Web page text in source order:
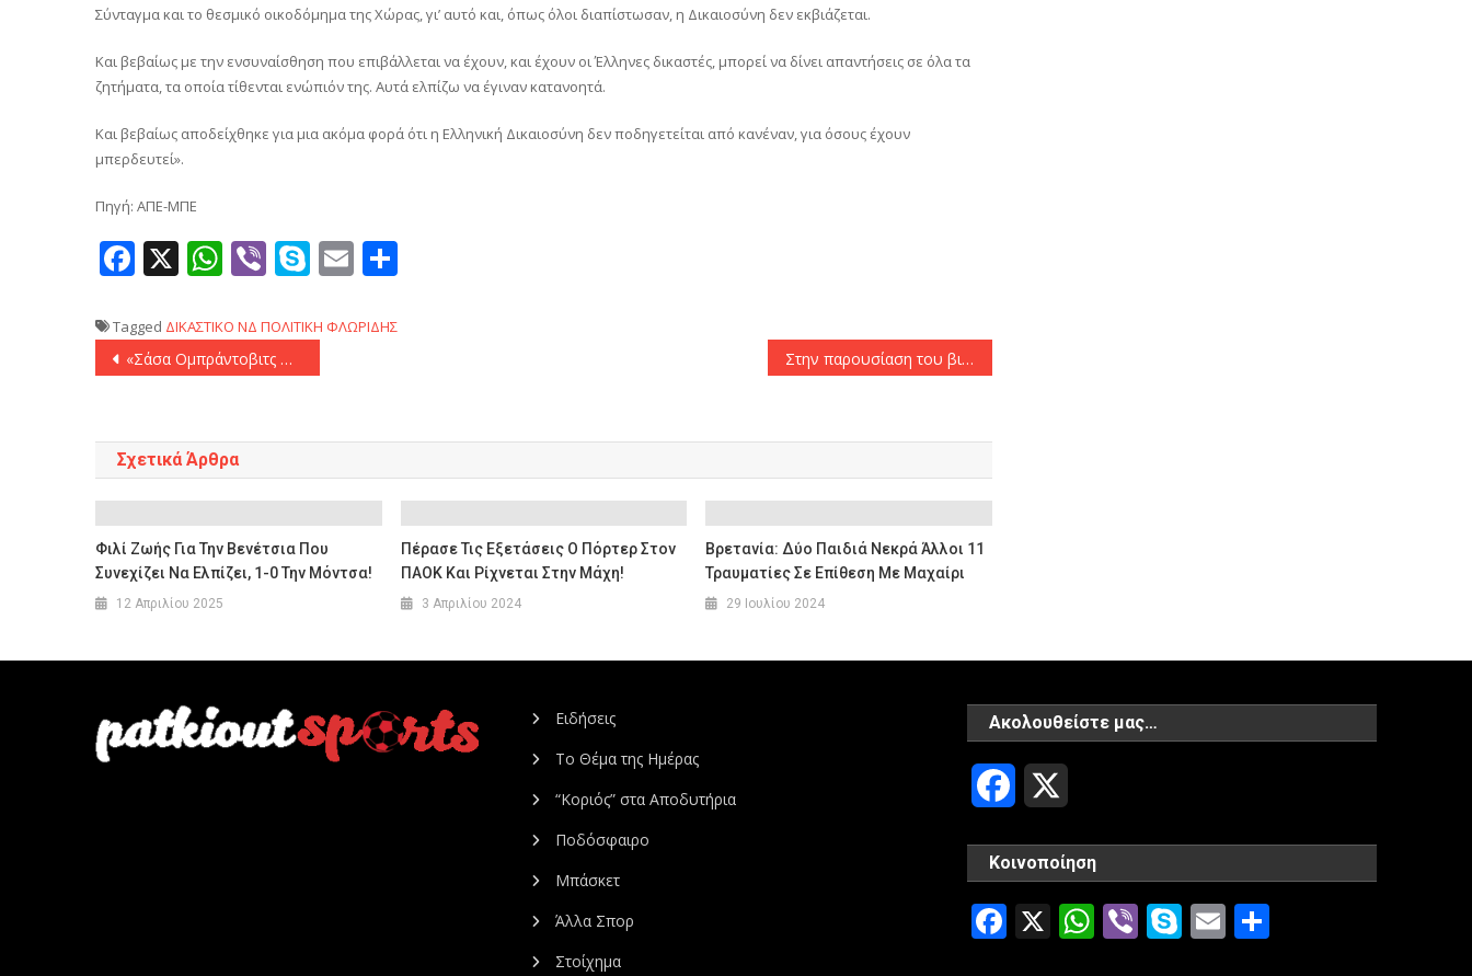
Σύνταγμα και το θεσμικό οικοδόμημα της Χώρας, γι’ αυτό και, όπως όλοι διαπίστωσαν, η Δικαιοσύνη δεν εκβιάζεται.
Και βεβαίως με την ενσυναίσθηση που επιβάλλεται να έχουν, και έχουν οι Έλληνες δικαστές, μπορεί να δίνει απαντήσεις σε όλα τα
ζητήματα, τα οποία τίθενται ενώπιόν της. Αυτά ελπίζω να έγιναν κατανοητά.
Και βεβαίως αποδείχθηκε για μια ακόμα φορά ότι η Ελληνική Δικαιοσύνη δεν ποδηγετείται από κανέναν, για όσους έχουν
μπερδευτεί».
Πηγή: ΑΠΕ-ΜΠΕ
Facebook
X WhatsApp
ViberSkype
Email
Tagged ΔΙΚΑΣΤΙΚΟ ΝΔ ΠΟΛΙΤΙΚΗ ΦΛΩΡΙΔΗΣ
Πλοήγηση
«Σάσα Ομπράντοβιτς ο αντικαταστάτης του Γιάννη Σφαιρόπουλου στον Ερυθρό Αστέρα» Στην παρουσίαση του βιβλίου του Αλ. Πατέλη θα παραστεί την Πέμπτη ο πρωθυπουργός, Κυρ. Μητσοτάκης
Σχετικά Άρθρα
Φιλί Ζωής Για Την Βενέτσια Που
Συνεχίζει Να Ελπίζει, 1-0 Την Μόντσα!
12 Απριλίου 2025
Πέρασε Τις Εξετάσεις Ο Πόρτερ Στον
ΠΑΟΚ Και Ρίχνεται Στην Μάχη!
3 Απριλίου 2024
Βρετανία: Δύο Παιδιά Νεκρά Άλλοι 11
Τραυματίες Σε Επίθεση Με Μαχαίρι
29 Ιουλίου 2024
Ειδήσεις
Το Θέμα της Ημέρας
“Κοριός” στα Αποδυτήρια
Ποδόσφαιρο
Μπάσκετ
Άλλα Σπορ
Στοίχημα
Ακολουθείστε μας…
Facebook
Κοινοποίηση
Facebook
X WhatsApp
ViberSkype
Email